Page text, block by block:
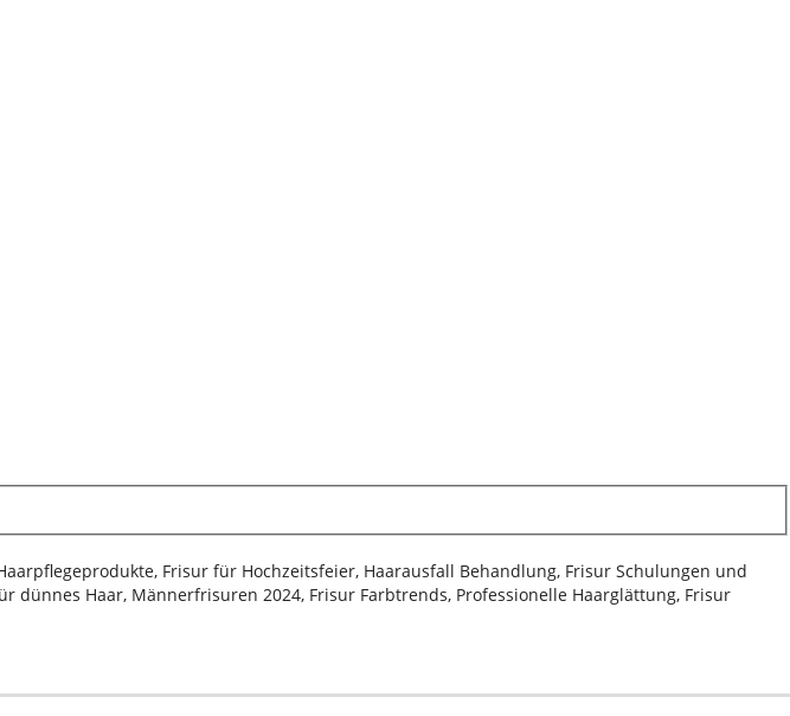
Frisur für Hochzeitsfeier, Haarausfall Behandlung, Frisur Schulungen und
dünnes Haar, Männerfrisuren 2024, Frisur Farbtrends, Professionelle Haarglättung, Frisur